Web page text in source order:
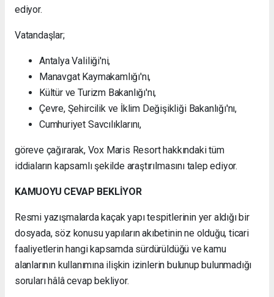
ediyor.
Vatandaşlar;
Antalya Valiliği'ni,
Manavgat Kaymakamlığı'nı,
Kültür ve Turizm Bakanlığı'nı,
Çevre, Şehircilik ve İklim Değişikliği Bakanlığı'nı,
Cumhuriyet Savcılıklarını,
göreve çağırarak, Vox Maris Resort hakkındaki tüm
iddiaların kapsamlı şekilde araştırılmasını talep ediyor.
KAMUOYU CEVAP BEKLİYOR
Resmi yazışmalarda kaçak yapı tespitlerinin yer aldığı bir
dosyada, söz konusu yapıların akıbetinin ne olduğu, ticari
faaliyetlerin hangi kapsamda sürdürüldüğü ve kamu
alanlarının kullanımına ilişkin izinlerin bulunup bulunmadığı
soruları hâlâ cevap bekliyor.